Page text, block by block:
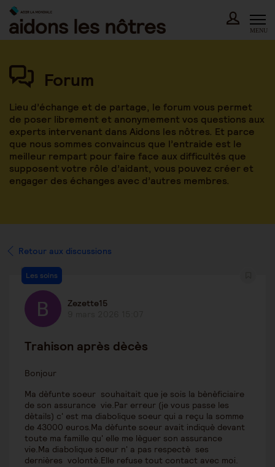
Skip
content
MENU
Forum
Lieu d’échange et de partage, le forum vous permet
de poser librement et anonymement vos questions aux
experts intervenant dans Aidons les nôtres. Et parce
que nous sommes convaincus que l’entraide est le
meilleur rempart pour faire face aux difficultés que
supposent votre rôle d’aidant, vous pouvez créer et
engager des échanges avec d’autres membres.
Retour aux discussions
Les soins
Zezette15
Trahison après dècès
Bonjour
Ma dèfunte soeur souhaitait que je sois la bènèficiaire
de son assurance vie.Par erreur (je vous passe les
dètails) c' est ma diabolique soeur qui a reçu la somme
de 43000 euros.Ma dèfunte soeur avait indiquè devant
toute ma famille qu' elle me lèguer son assurance
vie.Ma diabolique soeur n' a pas respectè ses
dernières volontè.Elle refuse tout contact avec moi.